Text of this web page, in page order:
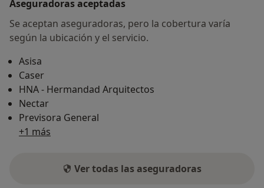
Aseguradoras aceptadas
Se aceptan aseguradoras, pero la cobertura varía
según la ubicación y el servicio.
Asisa
Caser
HNA - Hermandad Arquitectos
Nectar
Previsora General
+1 más
Ver todas las aseguradoras